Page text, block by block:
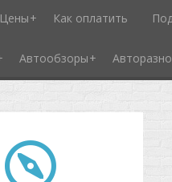
Цены Как оплатить
Автообзоры